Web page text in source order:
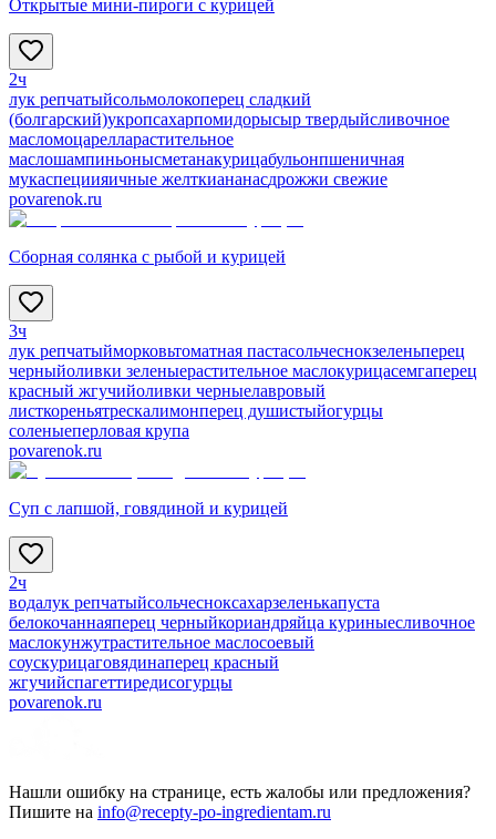
Открытые мини-пироги с курицей
2ч
лук репчатыйсольмолокоперец сладкий
(болгарский)укропсахарпомидорысыр твердыйсливочное
масломоцарелларастительное
маслошампиньонысметанакурицабульонпшеничная
мукаспециияичные желткиананасдрожжи свежие
povarenok.ru
Сборная солянка с рыбой и курицей
3ч
лук репчатыйморковьтоматная пастасольчеснокзеленьперец
черныйоливки зеленыерастительное маслокурицасемгаперец
красный жгучийоливки черныелавровый
листкореньятрескалимонперец душистыйогурцы
соленыеперловая крупа
povarenok.ru
Суп с лапшой, говядиной и курицей
2ч
водалук репчатыйсольчесноксахарзеленькапуста
белокочаннаяперец черныйкориандряйца куриныесливочное
маслокунжутрастительное маслосоевый
соускурицаговядинаперец красный
жгучийспагеттиредисогурцы
povarenok.ru
Нашли ошибку на странице, есть жалобы или предложения?
Пишите на info@recepty-po-ingredientam.ru